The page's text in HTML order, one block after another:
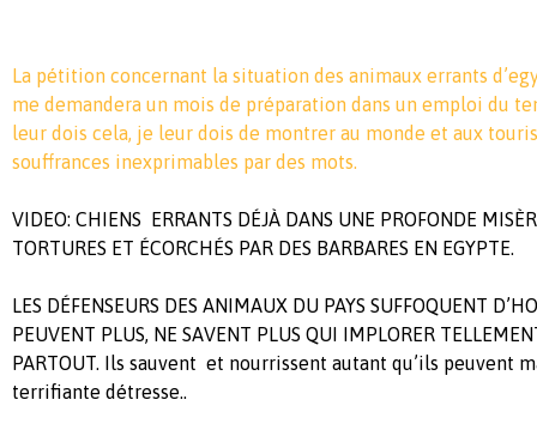
La pétition concernant la situation des animaux errants
me demandera un mois de préparation dans un emploi du
leur dois cela, je leur dois de montrer au monde et aux
souffrances inexprimables par des mots.
VIDEO: CHIENS ERRANTS DÉJÀ DANS UNE PROFONDE
TORTURES ET ÉCORCHÉS PAR DES BARBARES EN EGYPTE.
LES DÉFENSEURS DES ANIMAUX DU PAYS SUFFOQUENT
PEUVENT PLUS, NE SAVENT PLUS QUI IMPLORER
PARTOUT. Ils sauvent et nourrissent autant qu’ils peuvent
terrifiante détresse..